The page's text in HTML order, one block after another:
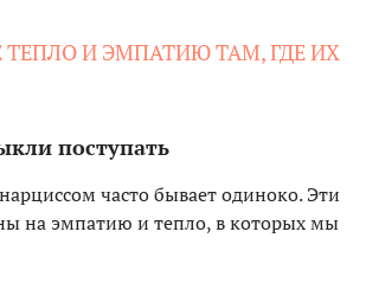
ТЕПЛО И ЭМПАТИЮ ТАМ, ГДЕ ИХ
поступать
часто бывает одиноко. Эти
на эмпатию и тепло, в которых мы